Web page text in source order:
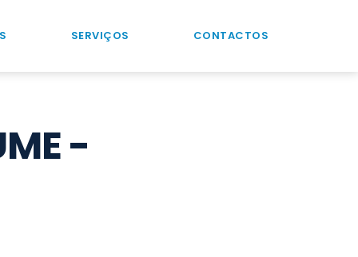
SERVIÇOS CONTACTOS
-